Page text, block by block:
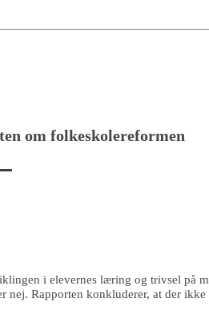
om folkeskolereformen
i elevernes læring og trivsel på
nej. Rapporten konkluderer, at der